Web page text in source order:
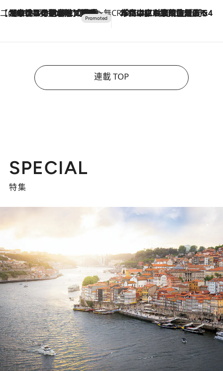
【CREA×星野リゾート】唯一無二。癒しと発見が待つ場所へ
2026.8.7
【トンボの足水浴】ヒノキの香りに包まれて涼感マックス！約13℃の湧水かけ流しを避暑地「星野温泉 トンボの湯」で体験 CREA'S CHOICE
2026.8.7
「立川にも歌舞伎があるんだよ」 片岡仁左衛門・市川中車ら豪華座組みで4年目の立川立飛歌舞伎へ
連載 TOP
SPECIAL
特集